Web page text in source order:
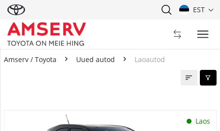
EST
Amserv / Toyota Uued autod Laoautod
Laos